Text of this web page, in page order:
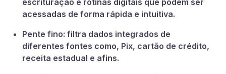
escrituração e rotinas digitais que podem ser
acessadas de forma rápida e intuitiva.
Pente fino: filtra dados integrados de
diferentes fontes como, Pix, cartão de crédito,
receita estadual e afins.